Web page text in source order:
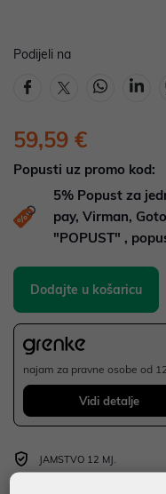
Podijeli na
59,59 €
Popusti uz promo kod:
5% Popust za
pay, Virman,
"POPUST" ,
Dodajte u košaricu
najam za pravne osobe od
Vidi detalje
JAMSTVO 12 MJ.